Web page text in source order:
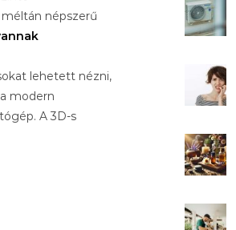
népszerű
lehetett nézni,
modern
A 3D-s